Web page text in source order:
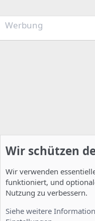
e
Werbung
Wir schützen
Wir verwenden
funktioniert, und
Nutzung zu verbessern.
Siehe weitere